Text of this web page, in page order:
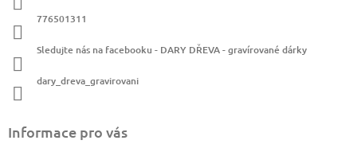
776501311
Sledujte nás na facebooku - DARY DŘEVA - gravírované dárky
dary_dreva_gravirovani
Informace pro vás